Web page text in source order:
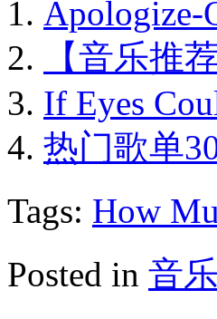
Apologize-
【音乐推
If Eyes
热门歌单
Tags: How
Posted in 音